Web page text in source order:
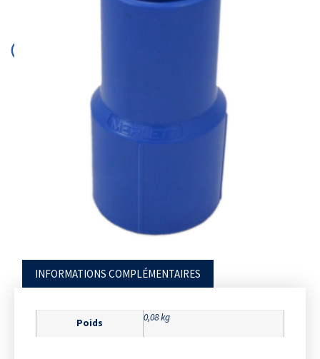
INFORMATIONS COMPLÉMENTAIRES
Poids 0,08 kg